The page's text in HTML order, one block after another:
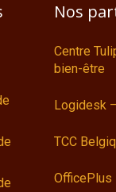
Nos
Centre
bien-être
Logidesk
TCC
OfficePlus